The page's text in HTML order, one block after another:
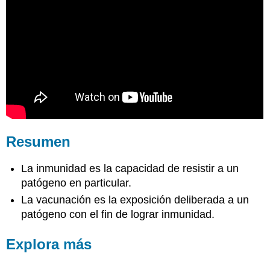
Resumen
La inmunidad es la capacidad de resistir a un
patógeno en particular.
La vacunación es la exposición deliberada a un
patógeno con el fin de lograr inmunidad.
Explora más